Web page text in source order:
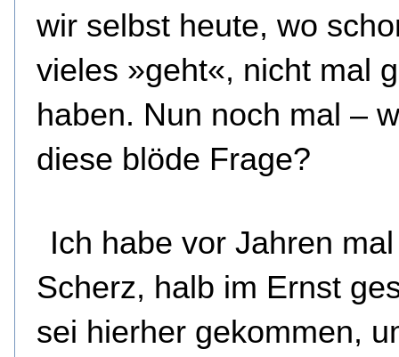
wir selbst heute, wo
vieles »geht«, nicht mal
haben. Nun noch mal –
diese blöde Frage?
Ich habe vor Jahren
Scherz, halb im Ernst
sei hierher gekommen,